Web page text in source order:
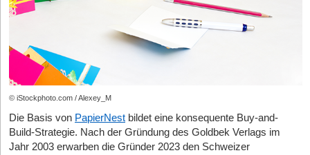
© iStockphoto.com / Alexey_M
Die Basis von PapierNest bildet eine konsequente Buy-and-
Build-Strategie. Nach der Gründung des Goldbek Verlags im
Jahr 2003 erwarben die Gründer 2023 den Schweizer